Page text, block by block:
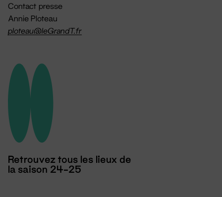
Contact presse
Annie Ploteau
ploteau@leGrandT.fr
Retrouvez tous les lieux de
la saison 24-25